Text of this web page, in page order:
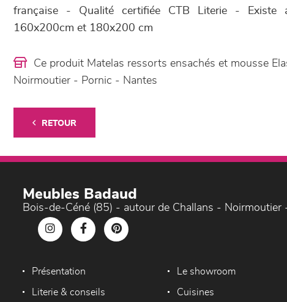
française - Qualité certifiée CTB Literie - Existe
160x200cm et 180x200 cm
Ce produit Matelas ressorts ensachés et mousse
Noirmoutier - Pornic - Nantes
RETOUR
Meubles Badaud
Bois-de-Céné (85) - autour de Challans - Noirmoutier
Présentation Le showroom
Literie & conseils Cuisines